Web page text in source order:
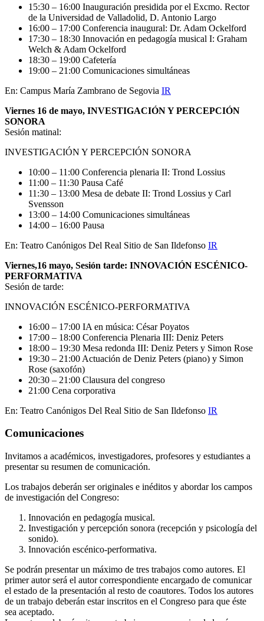
15:30 – 16:00 Inauguración presidida por el Excmo. Rector
de la Universidad de Valladolid, D. Antonio Largo
16:00 – 17:00 Conferencia inaugural: Dr. Adam Ockelford
17:30 – 18:30 Innovación en pedagogía musical I: Graham
Welch & Adam Ockelford
18:30 – 19:00 Cafetería
19:00 – 21:00 Comunicaciones simultáneas
En: Campus María Zambrano de Segovia IR
Viernes 16 de mayo, INVESTIGACIÓN Y PERCEPCIÓN
SONORA
Sesión matinal:
INVESTIGACIÓN Y PERCEPCIÓN SONORA
10:00 – 11:00 Conferencia plenaria II: Trond Lossius
11:00 – 11:30 Pausa Café
11:30 – 13:00 Mesa de debate II: Trond Lossius y Carl
Svensson
13:00 – 14:00 Comunicaciones simultáneas
14:00 – 16:00 Pausa
En: Teatro Canónigos Del Real Sitio de San Ildefonso IR
Viernes,16 mayo, Sesión tarde: INNOVACIÓN ESCÉNICO-
PERFORMATIVA
Sesión de tarde:
INNOVACIÓN ESCÉNICO-PERFORMATIVA
16:00 – 17:00 IA en música: César Poyatos
17:00 – 18:00 Conferencia Plenaria III: Deniz Peters
18:00 – 19:30 Mesa redonda III: Deniz Peters y Simon Rose
19:30 – 21:00 Actuación de Deniz Peters (piano) y Simon
Rose (saxofón)
20:30 – 21:00 Clausura del congreso
21:00 Cena corporativa
En: Teatro Canónigos Del Real Sitio de San Ildefonso IR
Comunicaciones
Invitamos a académicos, investigadores, profesores y estudiantes a
presentar su resumen de comunicación.
Los trabajos deberán ser originales e inéditos y abordar los campos
de investigación del Congreso:
Innovación en pedagogía musical.
Investigación y percepción sonora (recepción y psicología del
sonido).
Innovación escénico-performativa.
Se podrán presentar un máximo de tres trabajos como autores. El
primer autor será el autor correspondiente encargado de comunicar
el estado de la presentación al resto de coautores. Todos los autores
de un trabajo deberán estar inscritos en el Congreso para que éste
sea aceptado.